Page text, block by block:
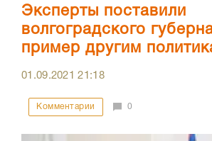
Эксперты поставили
волгоградского
пример другим
01.09.202121:18
Комментарии 0